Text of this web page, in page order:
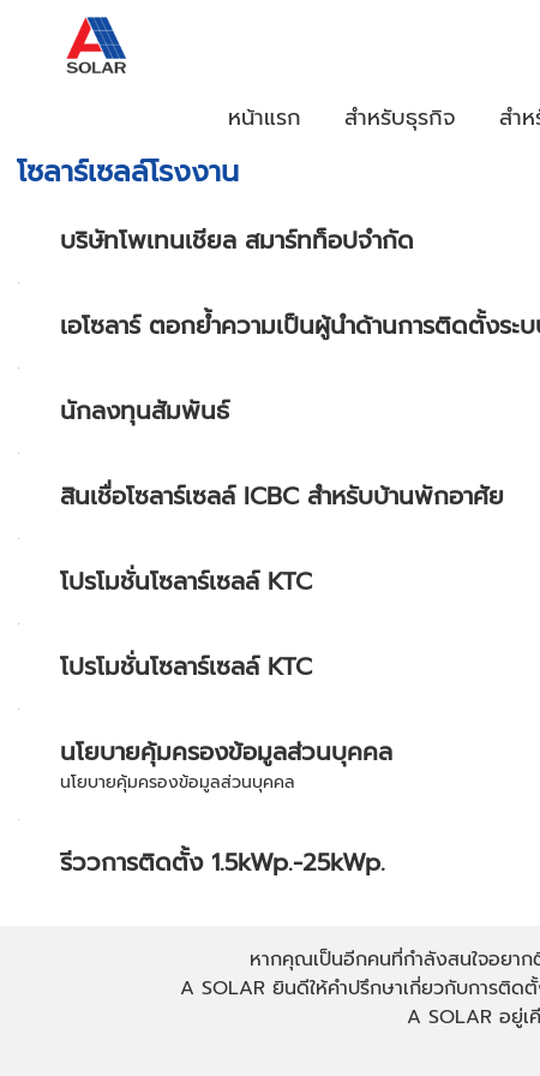
หน้าแรก สำหรับธุรกิจ สำ
โซลาร์เซลล์โรงงาน
บริษัทโพเทนเชียล สมาร์ทท็อปจำกัด
เอโซลาร์ ตอกย้ำความเป็นผู้นำด้านการติดตั้งร
นักลงทุนสัมพันธ์
สินเชื่อโซลาร์เซลล์ ICBC สำหรับบ้านพักอาศัย
โปรโมชั่นโซลาร์เซลล์ KTC
โปรโมชั่นโซลาร์เซลล์ KTC
นโยบายคุ้มครองข้อมูลส่วนบุคคล
นโยบายคุ้มครองข้อมูลส่วนบุคคล
รีววการติดตั้ง 1.5kWp.-25kWp.
หากคุณเป็นอีกคนที่กำลังสนใจอยาก
A SOLAR ยินดีให้คำปรึกษาเกี่ยวกับการติด
A SOLAR อยู่